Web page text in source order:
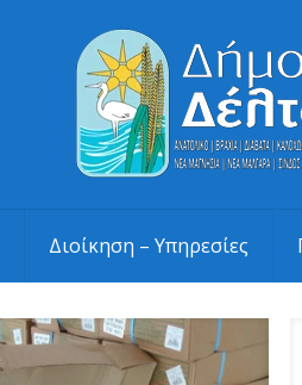
Διοίκηση – Υπηρεσίες